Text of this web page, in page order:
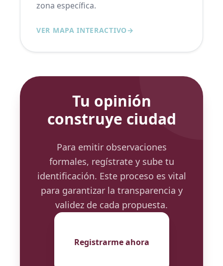
zona específica.
VER MAPA INTERACTIVO→
Tu opinión
construye ciudad
Para emitir observaciones
formales, regístrate y sube tu
identificación. Este proceso es vital
para garantizar la transparencia y
validez de cada propuesta.
Registrarme ahora